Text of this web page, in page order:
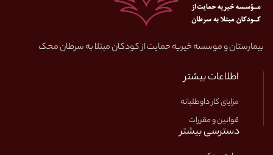
بیمارستان و موسسه خیریه حمایت از کودکان مبتلا به سرطان محک
اطلاعات بیشتر
مزایای کار داوطلبانه
قوانین و مقررات
دسترسی بیشتر